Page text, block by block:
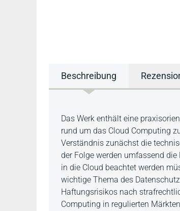
Beschreibung
Beschreibung
Das Werk enthält eine
rund um das Cloud Computing
Verständnis zunächst die
der Folge werden umfassend
in die Cloud beachtet werden
wichtige Thema des
Haftungsrisikos nach
Computing in regulierten